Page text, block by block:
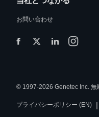
お問い合わせ
© 1997-2026 Genetec Inc. 無
プライバシーポリシー (EN) |